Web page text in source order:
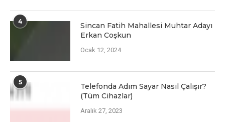
4
Sincan Fatih Mahallesi Muhtar Adayı
Erkan Coşkun
Ocak 12, 2024
5
Telefonda Adım Sayar Nasıl Çalışır?
(Tüm Cihazlar)
Aralık 27, 2023